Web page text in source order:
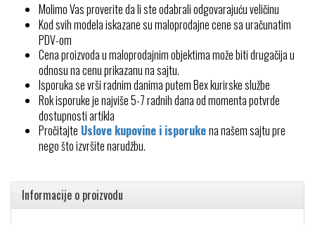
Molimo Vas proverite da li ste odabrali odgovarajuću veličinu
Kod svih modela iskazane su maloprodajne cene sa uračunatim
PDV-om
Cena proizvoda u maloprodajnim objektima može biti drugačija u
odnosu na cenu prikazanu na sajtu.
Isporuka se vrši radnim danima putem Bex kurirske službe
Rok isporuke je najviše 5-7 radnih dana od momenta potvrde
dostupnosti artikla
Pročitajte Uslove kupovine i isporukena našem sajtu pre
nego što izvršite narudžbu.
Informacije o proizvodu